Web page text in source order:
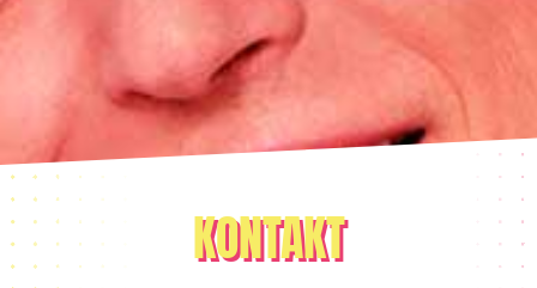
KONTAKT